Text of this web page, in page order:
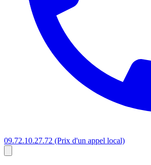
09.72.10.27.72 (Prix d'un appel local)